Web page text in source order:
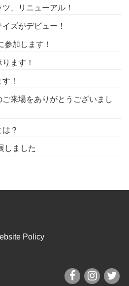
、リニューアル！
ズがデビュー！
参加します！
ます！
！
ご来場をありがとうございまし
？
しました
Policy